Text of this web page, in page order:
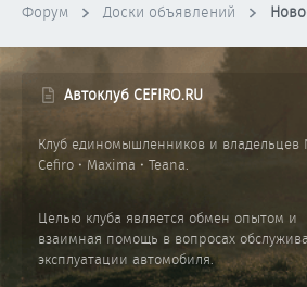
Форум Доски объявлений
Автоклуб CEFIRO.RU
Клуб единомышленников и владельцев
Cefiro • Maxima • Teana.
Целью клуба является обмен опытом и
взаимная помощь в вопросах
эксплуатации автомобиля.